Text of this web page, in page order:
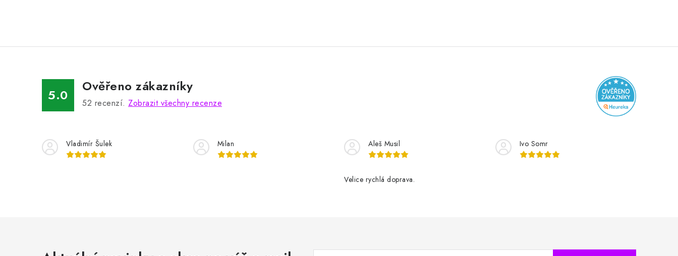
5.0
Ověřeno zákazníky
52 recenzí. Zobrazit všechny recenze
Vladimír Šulek Milan Aleš Musil
Velice rychlá doprava.
Ivo Somr